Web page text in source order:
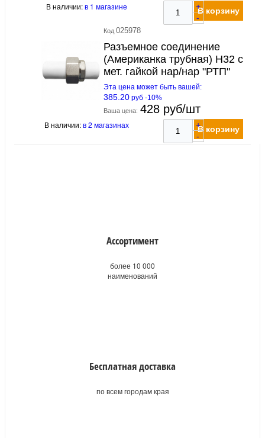
В наличии:в 1 магазине
+
-
В корзину
Код 025978
Разъемное соединение
(Американка трубная) H32 с
мет. гайкой нар/нар "РТП"
Эта цена может быть вашей:
385.20 руб -10%
Ваша цена: 428 руб/шт
В наличии:в 2 магазинах
+
-
В корзину
Ассортимент
более 10 000
наименований
Бесплатная доставка
по всем городам края